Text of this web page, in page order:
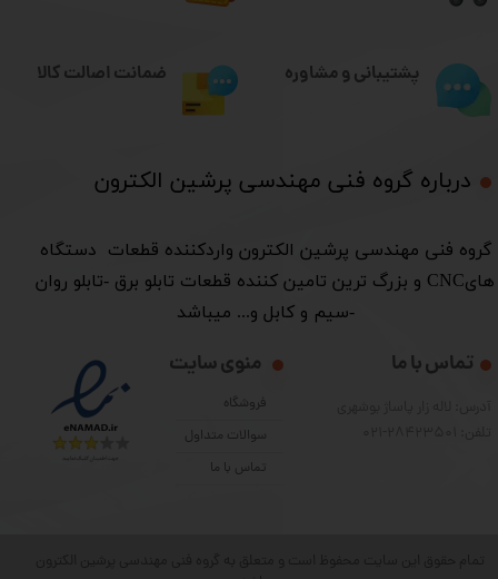
درباره گروه فنی مهندسی پرشین الکترون​​​​​​​
​گروه فنی مهندسی پرشین الکترون واردکننده قطعات دستگاه
هایCNC و بزرگ ترین تامین کننده قطعات تابلو برق -تابلو روان
-سیم و کابل و... میباشد
منوی سایت
فروشگاه
سوالات متداول
تماس با ما
تماس با ما
پشتیبانی و مشاوره ضمانت اصالت کالا